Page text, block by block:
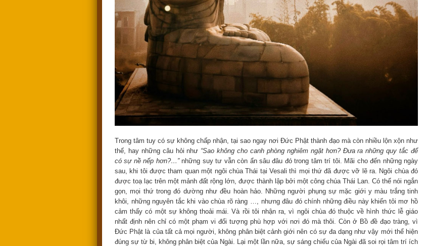
Trong tâm tuy có sự không chấp nhận, tại sao ngay nơi Đức Phật thành đạo mà còn nhiều lộn xộn như
thế, hay những câu hỏi như “Sao không cho canh phòng nghiêm ngặt hơn? Đưa ra những quy tắc để
có sự nề nếp hơn?…”những suy tư vẫn còn ẩn sâu đâu đó trong tâm trí tôi. Mãi cho đến những ngày
sau, khi tôi được tham quan một ngôi chùa Thái tại Vesali thì mọi thứ đã được vỡ lẽ ra. Ngôi chùa đó
được toạ lạc trên một mảnh đất rộng lớn, được thành lập bởi một công chúa Thái Lan. Có thể nói ngắn
gọn, mọi thứ trong đó dường như đều hoàn hảo. Những người phụng sự mặc giới y màu trắng tinh
khôi, những nguyên tắc khi vào chùa rõ ràng …, nhưng đâu đó chính những điều này khiến tôi mơ hồ
cảm thấy có một sự không thoải mái. Và rồi tôi nhận ra, vì ngôi chùa đó thuộc về hình thức lễ giáo
nhất định nên chỉ có một phạm vi đối tượng phù hợp với nơi đó mà thôi. Còn ở Bồ đề đạo tràng, vì
Đức Phật là của tất cả mọi người, không phân biệt cảnh giới nên có sự đa dạng như vậy mới thể hiện
đúng sự từ bi, không phân biệt của Ngài. Lại một lần nữa, sự sáng chiếu của Ngài đã soi rọi tâm trí ích